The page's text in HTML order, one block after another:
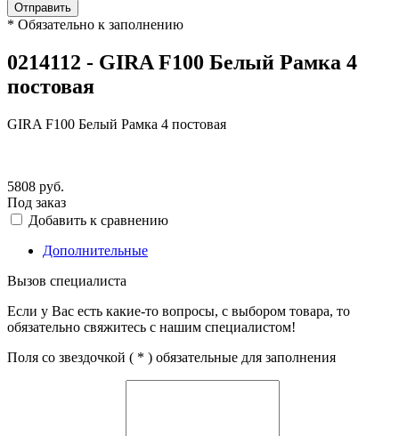
Отправить
* Обязательно к заполнению
0214112 - GIRA F100 Белый Рамка 4
постовая
GIRA F100 Белый Рамка 4 постовая
5808 руб.
Под заказ
Добавить к сравнению
Дополнительные
Вызов специалиста
Если у Вас есть какие-то вопросы, с выбором товара, то
обязательно свяжитесь с нашим специалистом!
Поля со звездочкой ( * ) обязательные для заполнения